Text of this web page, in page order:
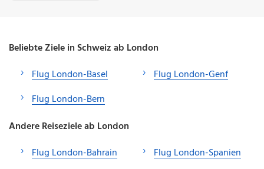
Beliebte Ziele in Schweiz ab London
Flug London-Basel
Flug London-Bern
Flug London-Genf
Andere Reiseziele ab London
Flug London-Bahrain
Flug London-Spanien